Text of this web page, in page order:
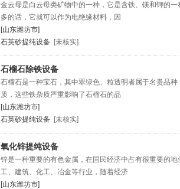
金云母是白云母类矿物中的一种，它是含铁、镁和钾的
多的话，它就可以作为电绝缘材料，因
[山东潍坊市]
石英砂提纯设备 [未核实]
石榴石除铁设备
石榴石是一种宝石，其中翠绿色、粒透明者属于名贵品
质，这些铁杂质严重影响了石榴石的品
[山东潍坊市]
石英砂提纯设备 [未核实]
氧化锌提纯设备
锌是一种重要的有色金属，在国民经济中占有很重要的
工、建筑、化工、冶金等行业，随着经济
[山东潍坊市]